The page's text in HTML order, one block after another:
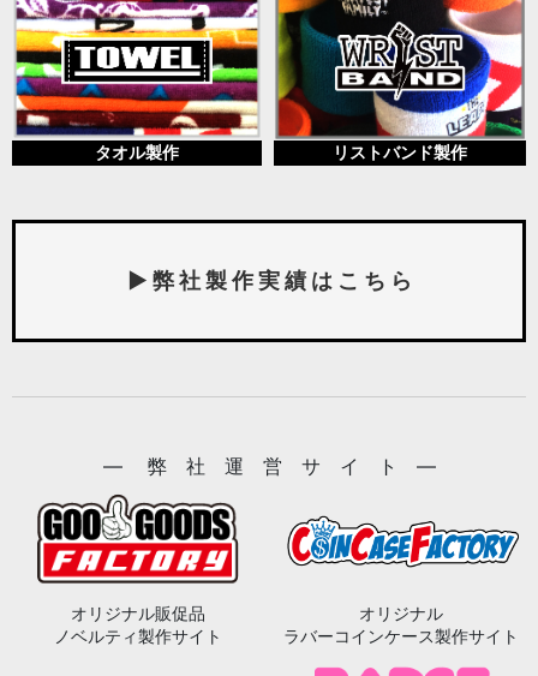
タオル製作 リストバンド製作
▶ 弊 社 製 作 実 績 は こ ち ら
― 弊 社 運 営 サ イ ト ―
オリジナル販促品
ノベルティ製作サイト
オリジナル
ラバーコインケース製作サイト